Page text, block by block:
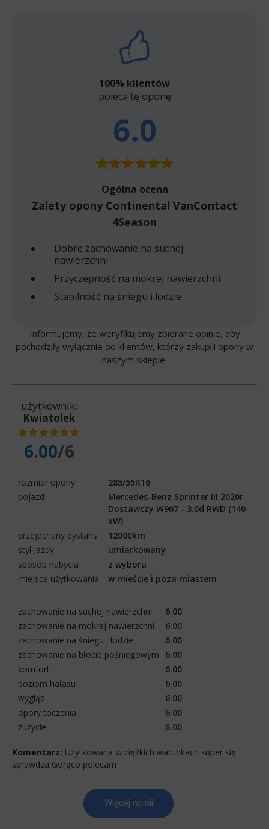
100% klientów
poleca tę oponę
6.0
Ogólna ocena
Zalety opony Continental VanContact
4Season
Dobre zachowanie na suchej
nawierzchni
Przyczepność na mokrej nawierzchni
Stabilność na śniegu i lodzie
Informujemy, że weryfikujemy zbierane opinie, aby
pochodziły wyłącznie od klientów, którzy zakupili opony w
naszym sklepie.
użytkownik:
Kwiatolek
6.00/6
rozmiar opony
285/55R16
pojazd
Mercedes-Benz Sprinter III 2020r.
Dostawczy W907 - 3.0d RWD (140
kW)
przejechany dystans
12000km
styl jazdy
umiarkowany
sposób nabycia
z wyboru
miejsce użytkowania
w mieście i poza miastem
zachowanie na suchej nawierzchni
6.00
zachowanie na mokrej nawierzchni
6.00
zachowanie na śniegu i lodzie
6.00
zachowanie na błocie pośniegowym
6.00
komfort
6.00
poziom hałasu
6.00
wygląd
6.00
opory toczenia
6.00
zużycie
6.00
Komentarz: Użytkowana w ciężkich warunkach super się
sprawdza Gorąco polecam
Więcej opinii